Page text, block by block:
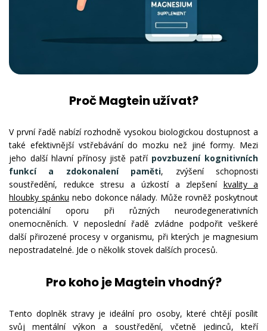
Proč Magtein užívat?
V první řadě nabízí rozhodně vysokou biologickou dostupnost a
také efektivnější vstřebávání do mozku než jiné formy. Mezi
jeho další hlavní přínosy jistě patří povzbuzení kognitivních
funkcí a zdokonalení paměti, zvýšení schopnosti
soustředění, redukce stresu a úzkostí a zlepšení kvality a
hloubky spánku nebo dokonce nálady. Může rovněž poskytnout
potenciální oporu při různých neurodegenerativních
onemocněních. V neposlední řadě zvládne podpořit veškeré
další přirozené procesy v organismu, při kterých je magnesium
nepostradatelné. Jde o několik stovek dalších procesů.
Pro koho je Magtein vhodný?
Tento doplněk stravy je ideální pro osoby, které chtějí posílit
svůj mentální výkon a soustředění, včetně jedinců, kteří